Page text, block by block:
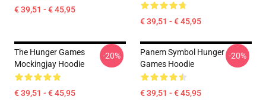
€ 39,51 - € 45,95
€ 39,51 - € 45,95
The Hunger Games
Mockingjay Hoodie
€ 39,51 - € 45,95
-20%
Panem Symbol Hunger
Games Hoodie
€ 39,51 - € 45,95
-20%